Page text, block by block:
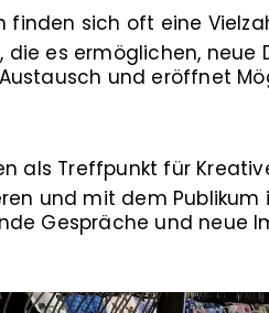
finden sich oft eine
es ermöglichen, neue
und eröffnet
als Treffpunkt für
und mit dem
Gespräche und neue